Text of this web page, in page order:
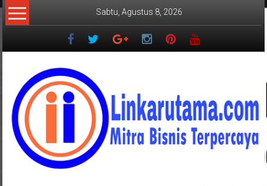
Lompat
ke
Sabtu, Agustus 8, 2026